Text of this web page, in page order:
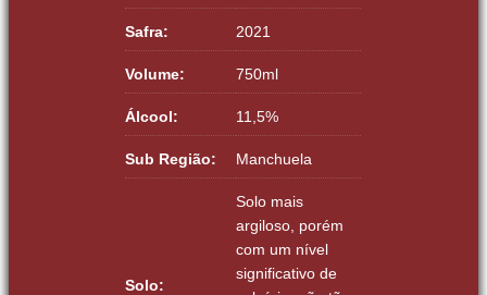
Safra: 2021
Volume: 750ml
Álcool: 11,5%
Sub Região: Manchuela
Solo:
Solo mais
argiloso, porém
com um nível
significativo de